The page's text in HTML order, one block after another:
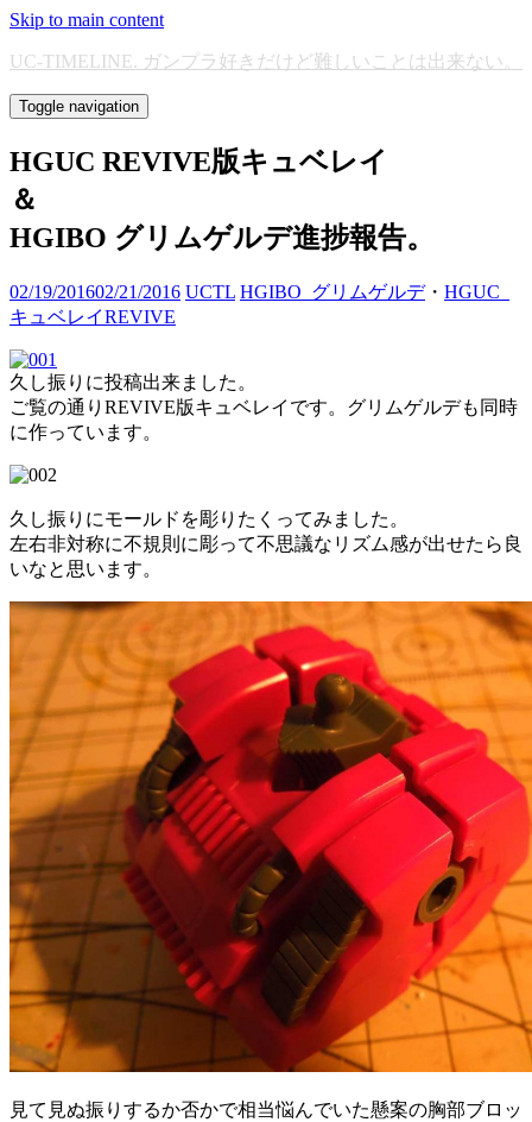
Skip to main content
UC-TIMELINE. ガンプラ好きだけど難しいことは出来ない。
Toggle navigation
HGUC REVIVE版キュベレイ
＆
HGIBO グリムゲルデ進捗報告。
02/19/201602/21/2016 UCTL HGIBO_グリムゲルデ・ HGUC_
キュベレイREVIVE
久し振りに投稿出来ました。
ご覧の通りREVIVE版キュベレイです。グリムゲルデも同時
に作っています。
久し振りにモールドを彫りたくってみました。
左右非対称に不規則に彫って不思議なリズム感が出せたら良
いなと思います。
見て見ぬ振りするか否かで相当悩んでいた懸案の胸部ブロッ